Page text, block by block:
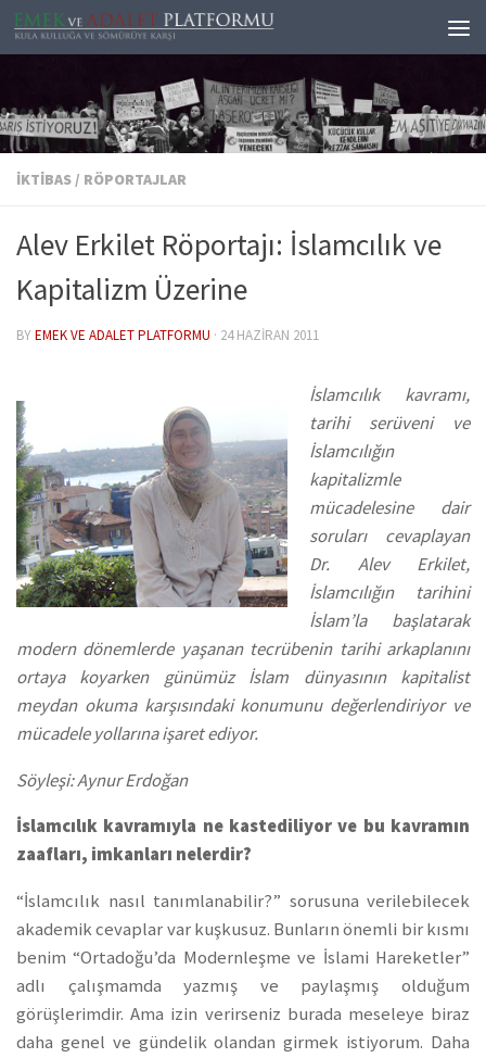
Skip to content
İKTIBAS/ RÖPORTAJLAR
Alev Erkilet Röportajı: İslamcılık ve
Kapitalizm Üzerine
BYEMEK VE ADALET PLATFORMU · 24 HAZIRAN 2011
İslamcılık kavramı,
tarihi serüveni ve
İslamcılığın
kapitalizmle
mücadelesine dair
soruları cevaplayan
Dr. Alev Erkilet,
İslamcılığın tarihini
İslam’la başlatarak
modern dönemlerde yaşanan tecrübenin tarihi arkaplanını
ortaya koyarken günümüz İslam dünyasının kapitalist
meydan okuma karşısındaki konumunu değerlendiriyor ve
mücadele yollarına işaret ediyor.
Söyleşi: Aynur Erdoğan
İslamcılık kavramıyla ne kastediliyor ve bu kavramın
zaafları, imkanları nelerdir?
“İslamcılık nasıl tanımlanabilir?” sorusuna verilebilecek
akademik cevaplar var kuşkusuz. Bunların önemli bir kısmı
benim “Ortadoğu’da Modernleşme ve İslami Hareketler”
adlı çalışmamda yazmış ve paylaşmış olduğum
görüşlerimdir. Ama izin verirseniz burada meseleye biraz
daha genel ve gündelik olandan girmek istiyorum. Daha